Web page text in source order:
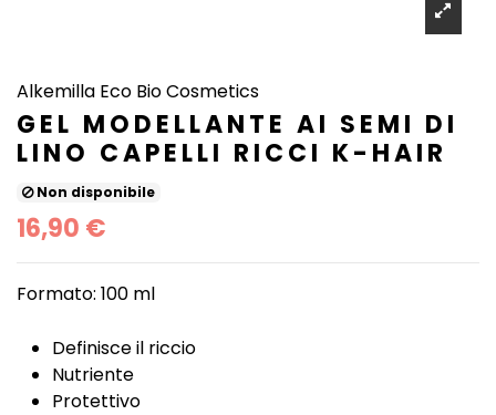
Alkemilla Eco Bio Cosmetics
GEL MODELLANTE AI SEMI DI
LINO CAPELLI RICCI K-HAIR
Non disponibile
16,90 €
Formato: 100 ml
Definisce il riccio
Nutriente
Protettivo